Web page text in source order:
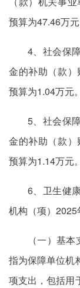
预算为47.46万元
4、社会保
金的补助（款
预算为1.04万元。
5、社会保
金的补助（款
预算为1.14万元。
6、卫生健
机构（项）2025
（一）基
指为保障单位机
项支出，包括用